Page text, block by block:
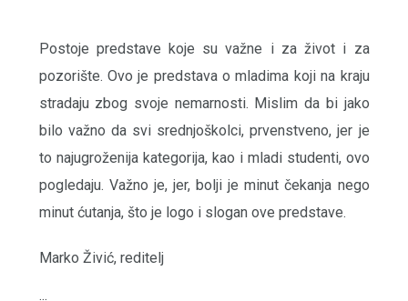
Postoje predstave koje su važne i za život i za
pozorište. Ovo je predstava o mladima koji na kraju
stradaju zbog svoje nemarnosti. Mislim da bi jako
bilo važno da svi srednjoškolci, prvenstveno, jer je
to najugroženija kategorija, kao i mladi studenti, ovo
pogledaju. Važno je, jer, bolji je minut čekanja nego
minut ćutanja, što je logo i slogan ove predstave.
Marko Živić, reditelj
...